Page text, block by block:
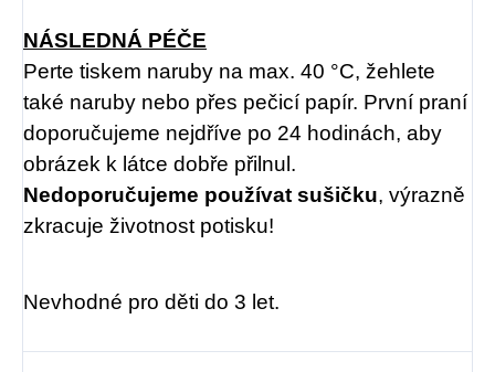
NÁSLEDNÁ PÉČE
Perte tiskem naruby na max. 40 °C, žehlete
také naruby nebo přes pečicí papír. První praní
doporučujeme nejdříve po 24 hodinách, aby
obrázek k látce dobře přilnul.
Nedoporučujeme používat sušičku, výrazně
zkracuje životnost potisku!
Nevhodné pro děti do 3 let.